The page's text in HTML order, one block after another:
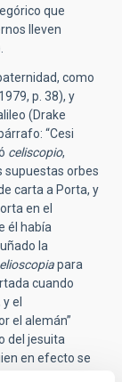
que
lleven
como
p. 38), y
(Drake
“Cesi
celiscopio,
supuestas orbes
carta a Porta, y
en el
él había
la
para
cuando
el
el alemán”
del jesuita
en efecto se